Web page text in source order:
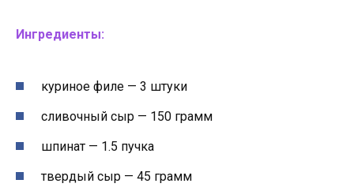
Ингредиенты:
куриное филе — 3 штуки
сливочный сыр — 150 грамм
шпинат — 1.5 пучка
твердый сыр — 45 грамм